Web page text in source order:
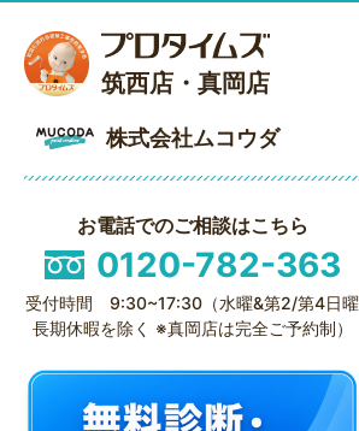
筑西店・真岡店
株式会社ムコウダ
お電話でのご相談はこちら
0120-782-363
受付時間 9:30~17:30（水曜&第2/第4日曜
長期休暇を除く ※真岡店は完全ご予約制）